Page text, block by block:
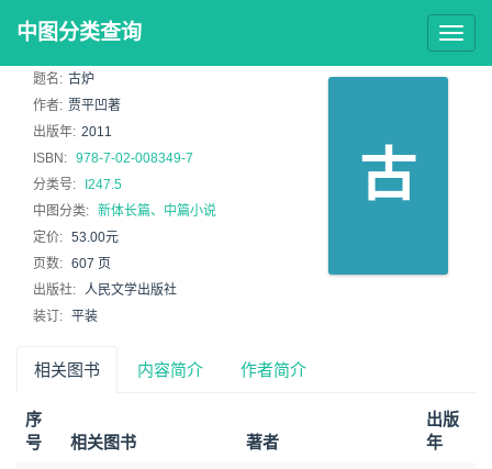
中图分类查询
古
题名: 古炉
作者: 贾平凹著
出版年: 2011
ISBN: 978-7-02-008349-7
分类号:
I247.5
中图分类: 新体长篇、中篇小说
定价: 53.00元
页数: 607 页
出版社: 人民文学出版社
装订: 平装
相关图书 内容简介 作者简介
序
号
相关图书 著者
出版
年